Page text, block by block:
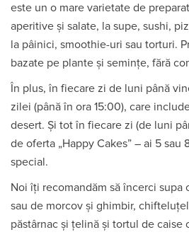
este un o mare varietate de
aperitive și salate, la supe, sushi,
la pâinici, smoothie-uri sau torturi.
bazate pe plante și semințe, fără
În plus, în fiecare zi de luni până
zilei (până în ora 15:00), care
desert. Și tot în fiecare zi (de luni
de oferta „Happy Cakes” – ai 5 sau
special.
Noi îți recomandăm să încerci supa
sau de morcov și ghimbir,
păstârnac şi ţelină și tortul de caise